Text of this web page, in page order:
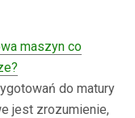
maszyn co
do matury
jest zrozumienie,